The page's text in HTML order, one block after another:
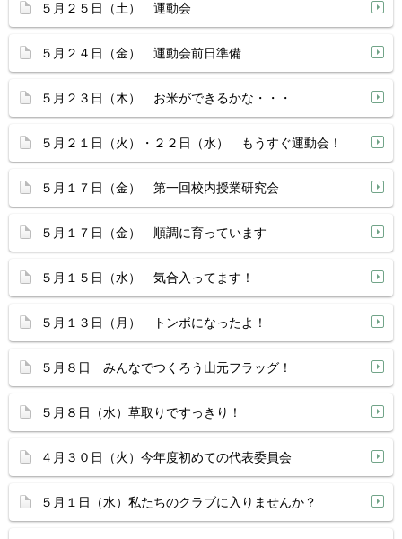
５月２５日（土） 運動会
５月２４日（金） 運動会前日準備
５月２３日（木） お米ができるかな・・・
５月２１日（火）・２２日（水） もうすぐ運動会！
５月１７日（金） 第一回校内授業研究会
５月１７日（金） 順調に育っています
５月１５日（水） 気合入ってます！
５月１３日（月） トンボになったよ！
５月８日 みんなでつくろう山元フラッグ！
５月８日（水）草取りですっきり！
４月３０日（火）今年度初めての代表委員会
５月１日（水）私たちのクラブに入りませんか？